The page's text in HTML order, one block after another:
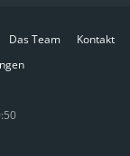
Das Team
Kontakt